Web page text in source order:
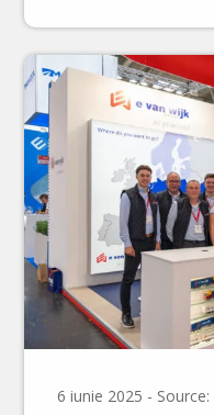
6 iunie 2025 -